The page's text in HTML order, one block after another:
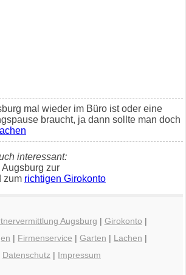
mal wieder im Büro ist oder eine
braucht, ja dann sollte man doch
interessant:
zur
zum richtigen Girokonto
Augsburg | Girokonto |
| Firmenservice | Garten | Lachen |
Datenschutz | Impressum